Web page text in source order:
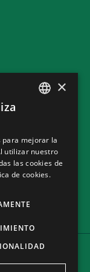
GERMAN
CH
×
para mejorar la
utilizar nuestro
las cookies de
de cookies.